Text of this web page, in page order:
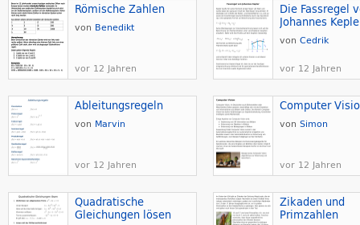
Römische Zahlen
von Benedikt
vor 12 Jahren
Die Fassregel
Johannes
von Cedrik
vor 12 Jahren
Ableitungsregeln
von Marvin
vor 12 Jahren
Computer
von Simon
vor 12 Jahren
Quadratische
Gleichungen lösen
Zikaden und
Primzahlen